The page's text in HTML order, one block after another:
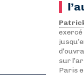
exercé
sur
Paris